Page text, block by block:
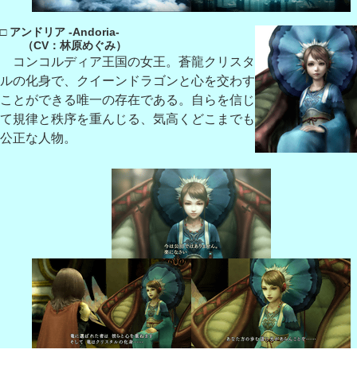
□ アンドリア -Andoria-
（CV：林原めぐみ）
コンコルディア王国の女王。蒼龍クリスタ
ルの化身で、クイーンドラゴンと心を交わす
ことができる唯一の存在である。自らを信じ
て規律と秩序を重んじる、気高くどこまでも
公正な人物。